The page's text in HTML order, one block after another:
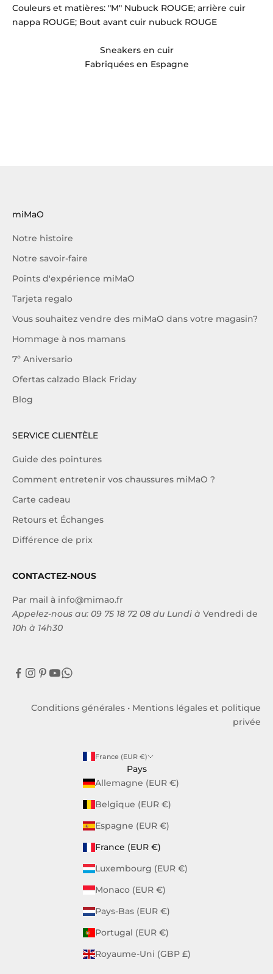
Couleurs et matières: "M" Nubuck ROUGE; arrière cuir
nappa ROUGE; Bout avant cuir nubuck ROUGE
Sneakers en cuir
Fabriquées en Espagne
miMaO
Notre histoire
Notre savoir-faire
Points d'expérience miMaO
Tarjeta regalo
Vous souhaitez vendre des miMaO dans votre magasin?
Hommage à nos mamans
7º Aniversario
Ofertas calzado Black Friday
Blog
SERVICE CLIENTÈLE
Guide des pointures
Comment entretenir vos chaussures miMaO ?
Carte cadeau
Retours et Échanges
Différence de prix
CONTACTEZ-NOUS
Par mail à info@mimao.fr
Appelez-nous au: 09 75 18 72 08 du Lundi à Vendredi de
10h à 14h30
Conditions générales • Mentions légales et politique
privée
France (EUR €)
Pays
Allemagne (EUR €)
Belgique (EUR €)
Espagne (EUR €)
France (EUR €)
Luxembourg (EUR €)
Monaco (EUR €)
Pays-Bas (EUR €)
Portugal (EUR €)
Royaume-Uni (GBP £)